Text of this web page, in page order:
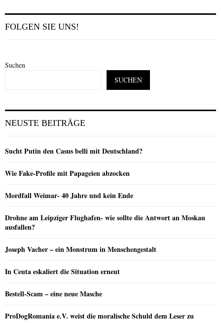
FOLGEN SIE UNS!
Suchen
SUCHEN
NEUSTE BEITRÄGE
Sucht Putin den Casus belli mit Deutschland?
Wie Fake-Profile mit Papageien abzocken
Mordfall Weimar- 40 Jahre und kein Ende
Drohne am Leipziger Flughafen- wie sollte die Antwort an Moskau
ausfallen?
Joseph Vacher – ein Monstrum in Menschengestalt
In Ceuta eskaliert die Situation erneut
Bestell-Scam – eine neue Masche
ProDogRomania e.V. weist die moralische Schuld dem Leser zu